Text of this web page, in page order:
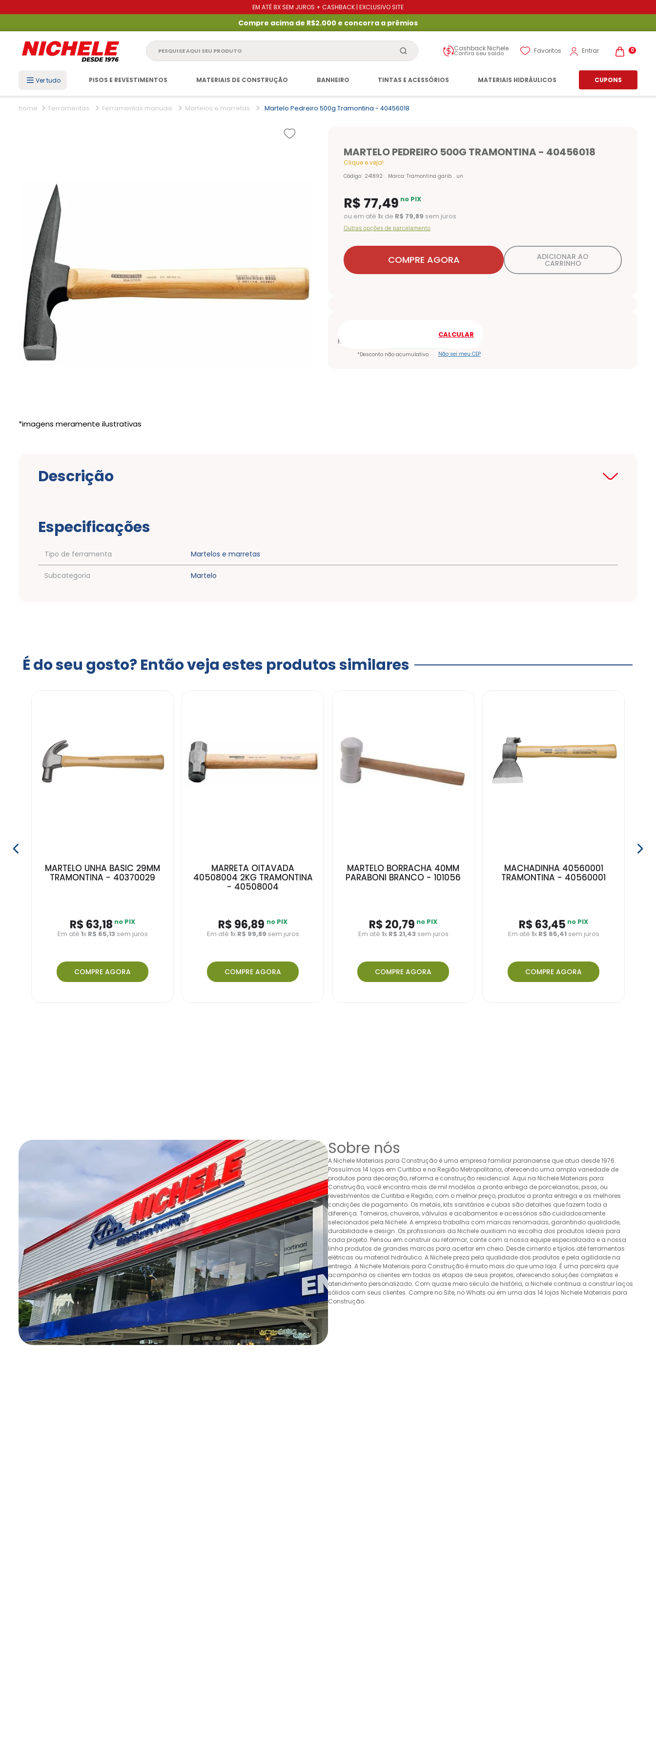
EM ATÉ 8X SEM JUROS + CASHBACK | EXCLUSIVO SITE
Compre acima de R$2.000 e concorra a prêmios
Pesquise aqui seu produto Cashback Nichele
Confira seu saldo Favoritos Entrar 0
Ver tudo PISOS E REVESTIMENTOS MATERIAIS DE CONSTRUÇÃO BANHEIRO TINTAS E ACESSÓRIOS MATERIAIS HIDRÁULICOS CUPONS
Ferramentas Ferramentas manuais Martelos e marretas Martelo Pedreiro 500g Tramontina - 40456018
MARTELO PEDREIRO 500G TRAMONTINA - 40456018
Clique e veja!
Código: 241892 Marca: Tramontina garib un
R$ 77,49 no PIX
ou em até 1x de R$ 79,89 sem juros
Outras opções de parcelamento
COMPRE AGORA ADICIONAR AO
CARRINHO
Não sei meu CEP
Descrição
Especificações
Tipo de ferramenta Martelos e marretas
Subcategoria Martelo
É do seu gosto? Então veja estes produtos similares
MARTELO UNHA BASIC 29MM
TRAMONTINA - 40370029
R$ 63,18 no PIX
Em até 1x R$ 65,13 sem juros
COMPRE AGORA
MARRETA OITAVADA
40508004 2KG TRAMONTINA
- 40508004
R$ 96,89 no PIX
Em até 1x R$ 99,89 sem juros
COMPRE AGORA
MARTELO BORRACHA 40MM
PARABONI BRANCO - 101056
R$ 20,79 no PIX
Em até 1x R$ 21,43 sem juros
COMPRE AGORA
MACHADINHA 40560001
TRAMONTINA - 40560001
R$ 63,45 no PIX
Em até 1x R$ 65,41 sem juros
COMPRE AGORA
Sobre nós
A Nichele Materiais para Construção é uma empresa familiar paranaense que atua desde 1976.
Possuímos 14 lojas em Curitiba e na Região Metropolitana, oferecendo uma ampla variedade de
produtos para decoração, reforma e construção residencial. Aqui na Nichele Materiais para
Construção, você encontra mais de mil modelos a pronta entrega de porcelanatos, pisos, ou
revestimentos de Curitiba e Região, com o melhor preço, produtos a pronta entrega e as melhores
condições de pagamento. Os metais, kits sanitários e cubas são detalhes que fazem toda a
diferença. Torneiras, chuveiros, válvulas e acabamentos e acessórios são cuidadosamente
selecionados pela Nichele. A empresa trabalha com marcas renomadas, garantindo qualidade,
durabilidade e design. Os profissionais da Nichele auxiliam na escolha dos produtos ideais para
cada projeto. Pensou em construir ou reformar, conte com a nossa equipe especializada e a nossa
linha produtos de grandes marcas para acertar em cheio. Desde cimento e tijolos até ferramentas
elétricas ou material hidráulico. A Nichele preza pela qualidade dos produtos e pela agilidade na
entrega. A Nichele Materiais para Construção é muito mais do que uma loja. É uma parceira que
acompanha os clientes em todas as etapas de seus projetos, oferecendo soluções completas e
atendimento personalizado. Com quase meio século de história, a Nichele continua a construir laços
sólidos com seus clientes. Compre no Site, no Whats ou em uma das 14 lojas Nichele Materiais para
Construção.